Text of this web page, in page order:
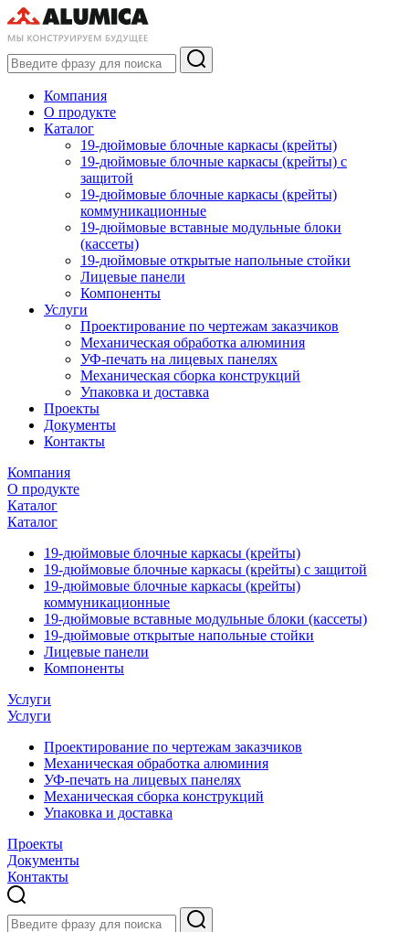
Компания
О продукте
Каталог
19-дюймовые блочные каркасы (крейты)
19-дюймовые блочные каркасы (крейты) с
защитой
19-дюймовые блочные каркасы (крейты)
коммуникационные
19-дюймовые вставные модульные блоки
(кассеты)
19-дюймовые открытые напольные стойки
Лицевые панели
Компоненты
Услуги
Проектирование по чертежам заказчиков
Механическая обработка алюминия
УФ-печать на лицевых панелях
Механическая сборка конструкций
Упаковка и доставка
Проекты
Документы
Контакты
Компания
О продукте
Каталог
Каталог
19-дюймовые блочные каркасы (крейты)
19-дюймовые блочные каркасы (крейты) с защитой
19-дюймовые блочные каркасы (крейты)
коммуникационные
19-дюймовые вставные модульные блоки (кассеты)
19-дюймовые открытые напольные стойки
Лицевые панели
Компоненты
Услуги
Услуги
Проектирование по чертежам заказчиков
Механическая обработка алюминия
УФ-печать на лицевых панелях
Механическая сборка конструкций
Упаковка и доставка
Проекты
Документы
Контакты